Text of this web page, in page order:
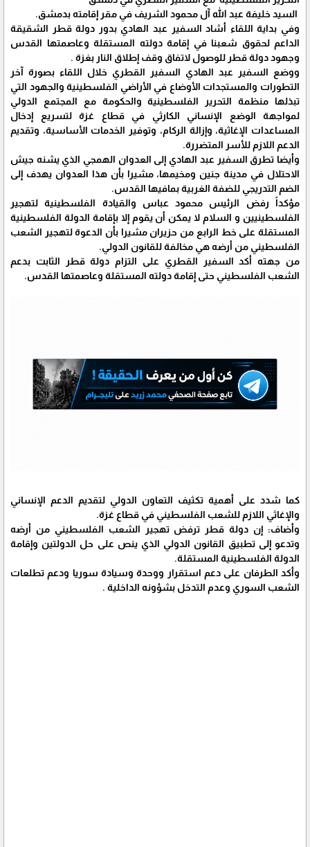
السيد خليفة عبد الله آل محمود الشريف في مقر إقامته بدمشق.
وفي بداية اللقاء أشاد السفير عبد الهادي بدور دولة قطر الشقيقة
الداعم لحقوق شعبنا في إقامة دولته المستقلة وعاصمتها القدس
وجهود دولة قطر للوصول لاتفاق وقف إطلاق النار بغزة .
ووضع السفير عبد الهادي السفير القطري خلال اللقاء بصورة آخر
التطورات والمستجدات الأوضاع في الأراضي الفلسطينية والجهود التي
تبذلها منظمة التحرير الفلسطينية والحكومة مع المجتمع الدولي
لمواجهة الوضع الإنساني الكارثي في قطاع غزة لتسريع إدخال
المساعدات الإغاثية، وإزالة الركام، وتوفير الخدمات الأساسية، وتقديم
الدعم اللازم للأسر المتضررة.
وأيضا تطرق السفير عبد الهادي إلى العدوان الهمجي الذي يشنه جيش
الاحتلال في مدينة جنين ومخيمها، مشيرا بأن هذا العدوان يهدف إلى
الضم التدريجي للضفة الغربية بمافيها القدس.
مؤكداً رفض الرئيس محمود عباس والقيادة الفلسطينية لتهجير
الفلسطينيين و السلام لا يمكن أن يقوم إلا بإقامة الدولة الفلسطينية
المستقلة على خط الرابع من حزيران مشيرا بأن الدعوة لتهجير الشعب
الفلسطيني من أرضه هي مخالفة للقانون الدولي.
من جهته أكد السفير القطري على التزام دولة قطر الثابت بدعم
الشعب الفلسطيني حتى إقامة دولته المستقلة وعاصمتها القدس.
كما شدد على أهمية تكثيف التعاون الدولي لتقديم الدعم الإنساني
والإغاثي اللازم للشعب الفلسطيني في قطاع غزة.
وأضاف: إن دولة قطر ترفض تهجير الشعب الفلسطيني من أرضه
وتدعو إلى تطبيق القانون الدولي الذي ينص على حل الدولتين وإقامة
الدولة الفلسطينية المستقلة.
وأكد الطرفان على دعم استقرار ووحدة وسيادة سوريا ودعم تطلعات
الشعب السوري وعدم التدخل بشؤونه الداخلية .